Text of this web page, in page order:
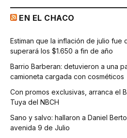
EN EL CHACO
Estiman que la inflación de julio fue
superará los $1.650 a fin de año
Barrio Barberan: detuvieron a una
camioneta cargada con cosméticos
Con promos exclusivas, arranca el
Tuya del NBCH
Sano y salvo: hallaron a Daniel
avenida 9 de Julio